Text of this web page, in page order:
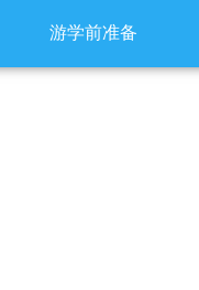
游学前准备